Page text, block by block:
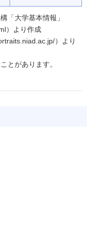
「大学基本情報」
）より作成
）より
とがあります。